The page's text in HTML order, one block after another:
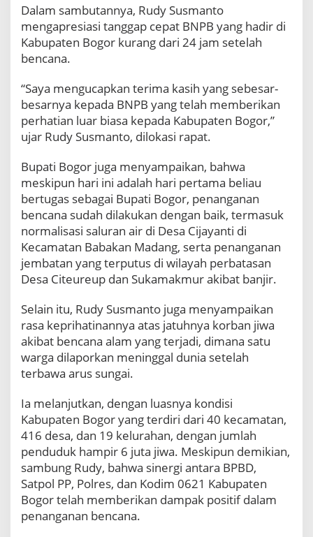
,
B
u
p
i
R
u
d
y
u
s
a
n
t
o
G
l
r
R
a
a
e
n
g
n
K
e
p
Dalam sambutannya, Rudy Susmanto
mengapresiasi tanggap cepat BNPB yang hadir di
Kabupaten Bogor kurang dari 24 jam setelah
bencana.
“Saya mengucapkan terima kasih yang sebesar-
besarnya kepada BNPB yang telah memberikan
perhatian luar biasa kepada Kabupaten Bogor,”
ujar Rudy Susmanto, dilokasi rapat.
Bupati Bogor juga menyampaikan, bahwa
meskipun hari ini adalah hari pertama beliau
bertugas sebagai Bupati Bogor, penanganan
bencana sudah dilakukan dengan baik, termasuk
normalisasi saluran air di Desa Cijayanti di
Kecamatan Babakan Madang, serta penanganan
jembatan yang terputus di wilayah perbatasan
Desa Citeureup dan Sukamakmur akibat banjir.
Selain itu, Rudy Susmanto juga menyampaikan
rasa keprihatinannya atas jatuhnya korban jiwa
akibat bencana alam yang terjadi, dimana satu
warga dilaporkan meninggal dunia setelah
terbawa arus sungai.
Ia melanjutkan, dengan luasnya kondisi
Kabupaten Bogor yang terdiri dari 40 kecamatan,
416 desa, dan 19 kelurahan, dengan jumlah
penduduk hampir 6 juta jiwa. Meskipun demikian,
sambung Rudy, bahwa sinergi antara BPBD,
Satpol PP, Polres, dan Kodim 0621 Kabupaten
Bogor telah memberikan dampak positif dalam
penanganan bencana.